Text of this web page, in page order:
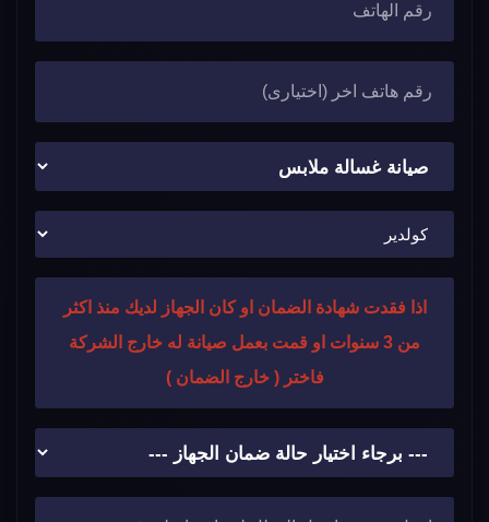
اذا فقدت شهادة الضمان او كان الجهاز لديك منذ اكثر
من 3 سنوات او قمت بعمل صيانة له خارج الشركة
فاختر ( خارج الضمان )